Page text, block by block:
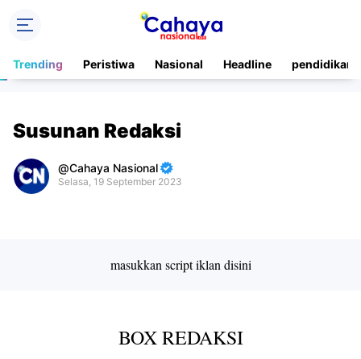
Trending Peristiwa Nasional Headline pendidikan
Susunan Redaksi
Cahaya Nasional
Selasa, 19 September 2023
masukkan script iklan disini
BOX REDAKSI